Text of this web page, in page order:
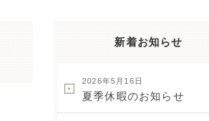
新着お知らせ
2026年5月16日
夏季休暇のお知らせ